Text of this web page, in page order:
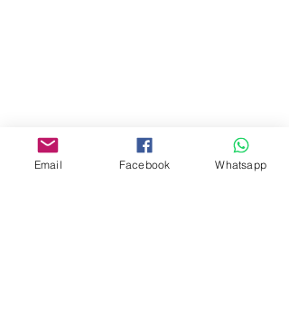
商場2樓275A
Email Facebook Whatsapp